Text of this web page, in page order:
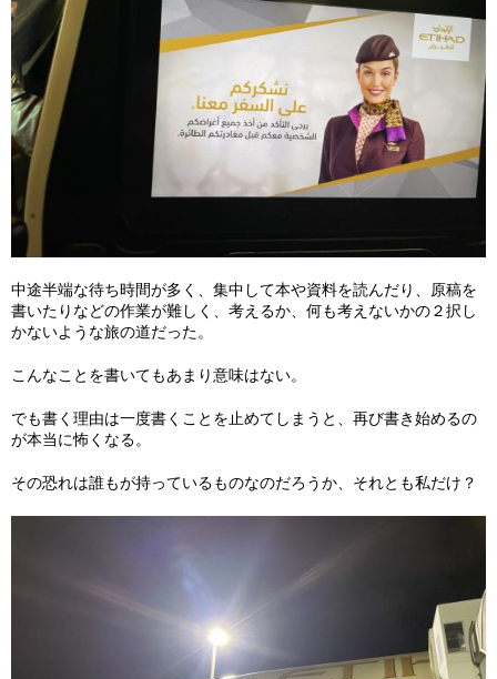
中途半端な待ち時間が多く、集中して本や資料を読んだり、原稿を
書いたりなどの作業が難しく、考えるか、何も考えないかの２択し
かないような旅の道だった。
こんなことを書いてもあまり意味はない。
でも書く理由は一度書くことを止めてしまうと、再び書き始めるの
が本当に怖くなる。
その恐れは誰もが持っているものなのだろうか、それとも私だけ？